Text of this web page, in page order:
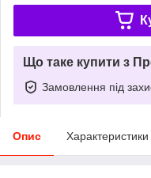
Що таке купити з
Замовлення під
Опис Характеристики